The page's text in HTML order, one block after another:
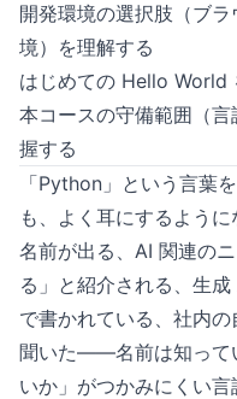
開発環境の選択肢（ブ
境）を理解する
はじめての Hello World
本コースの守備範囲（
握する
「Python」という言葉
も、よく耳にするよう
名前が出る、AI 関連の
る」と紹介される、生
で書かれている、社内
聞いた——名前は知って
いか」がつかみにくい